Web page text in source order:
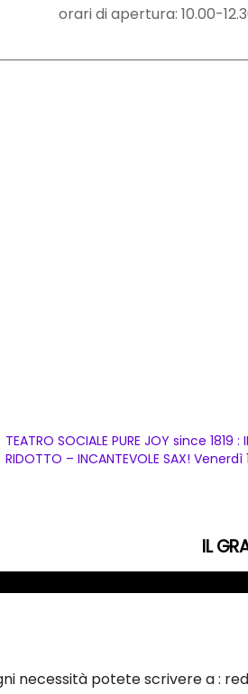
orari di apertura: 10.00-
TEATRO SOCIALE PURE JOY since 1819 :
RIDOTTO – INCANTEVOLE SAX!
IL
necessità potete scrivere a :